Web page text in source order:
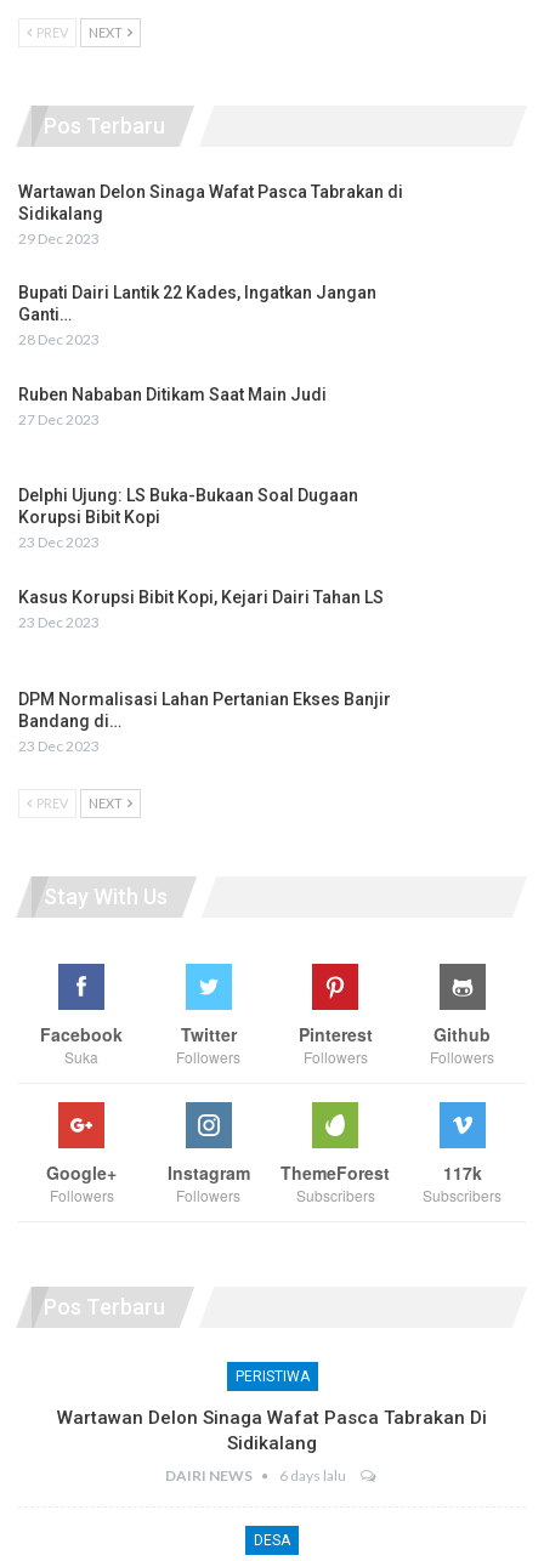
PREV NEXT
Pos Terbaru
Wartawan Delon Sinaga Wafat Pasca Tabrakan di
Sidikalang
29 Dec 2023
Bupati Dairi Lantik 22 Kades, Ingatkan Jangan
Ganti…
28 Dec 2023
Ruben Nababan Ditikam Saat Main Judi
27 Dec 2023
Delphi Ujung: LS Buka-Bukaan Soal Dugaan
Korupsi Bibit Kopi
23 Dec 2023
Kasus Korupsi Bibit Kopi, Kejari Dairi Tahan LS
23 Dec 2023
DPM Normalisasi Lahan Pertanian Ekses Banjir
Bandang di…
23 Dec 2023
PREV NEXT
Stay With Us
Facebook
Suka
Twitter
Followers
Pinterest
Followers
Github
Followers
Google+
Followers
Instagram
Followers
ThemeForest
Subscribers
117k
Subscribers
Pos Terbaru
PERISTIWA
Wartawan Delon Sinaga Wafat Pasca Tabrakan Di
Sidikalang
DAIRI NEWS 6 days lalu
DESA